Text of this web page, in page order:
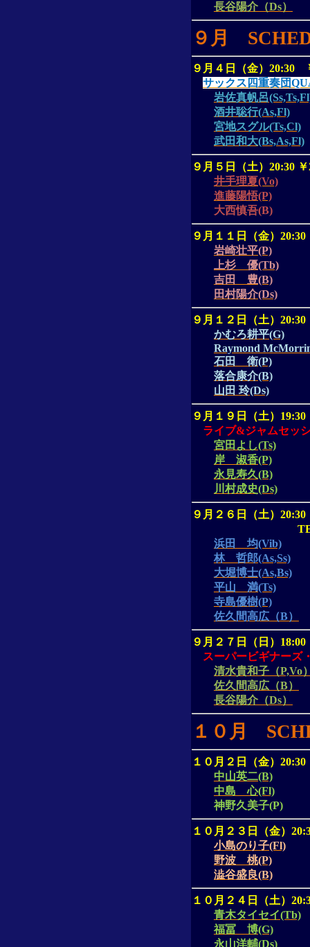
長谷陽介（Ds）
９月
９月４日（金） 20:30
サックス四重奏団
岩佐真帆呂
酒井聡行(As,Fl)
宮地スグル(Ts,Cl)
武田和大(Bs,As,Fl)
９月５日（土） 20:30 ￥
井手理夏(Vo)
進藤陽悟(P)
大西慎吾(B)
９月１１日（金） 20:30
岩崎壮平(P)
上杉 優(Tb)
吉田 豊(B)
田村陽介(Ds)
９月１２日（土） 20:30
かむろ耕平(G)
Raymond
石田 衛(P)
落合康介(B)
山田 玲(Ds)
９月１９日（土） 19:30
ライブ&ジャムセッ
宮田よし(Ts)
岸 淑香(P)
永見寿久(B)
川村成史(Ds)
９月２６日（土） 20:30
浜田 均(Vib)
林 哲郎(As,Ss)
大堀博士(As,Bs)
平山 満(Ts)
寺島優樹(P)
佐久間高広（B）
９月２７日（日） 18:00
スーパービギナーズ
清水貴和子（P,Vo
佐久間高広（B）
長谷陽介（Ds）
１０月
１０月２日（金） 20:30
中山英二(B)
中島 心(Fl)
神野久美子(P)
１０月２３日（金）
小島のり子(Fl)
野波 桃(P)
澁谷盛良(B)
１０月２４日（土）
青木タイセイ(Tb)
福冨 博(G)
永山洋輔(Ds)